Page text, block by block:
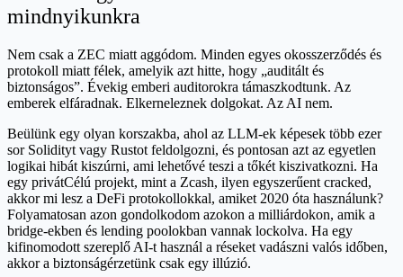
mindnyikunkra
Nem csak a ZEC miatt aggódom. Minden egyes okosszerződés és
protokoll miatt félek, amelyik azt hitte, hogy „auditált és
biztonságos”. Évekig emberi auditorokra támaszkodtunk. Az
emberek elfáradnak. Elkerneleznek dolgokat. Az AI nem.
Beülünk egy olyan korszakba, ahol az LLM-ek képesek több ezer
sor Solidityt vagy Rustot feldolgozni, és pontosan azt az egyetlen
logikai hibát kiszúrni, ami lehetővé teszi a tőkét kiszivatkozni. Ha
egy privátCélú projekt, mint a Zcash, ilyen egyszerűent cracked,
akkor mi lesz a DeFi protokollokkal, amiket 2020 óta használunk?
Folyamatosan azon gondolkodom azokon a milliárdokon, amik a
bridge-ekben és lending poolokban vannak lockolva. Ha egy
kifinomodott szereplő AI-t használ a réseket vadászni valós időben,
akkor a biztonságérzetünk csak egy illúzió.